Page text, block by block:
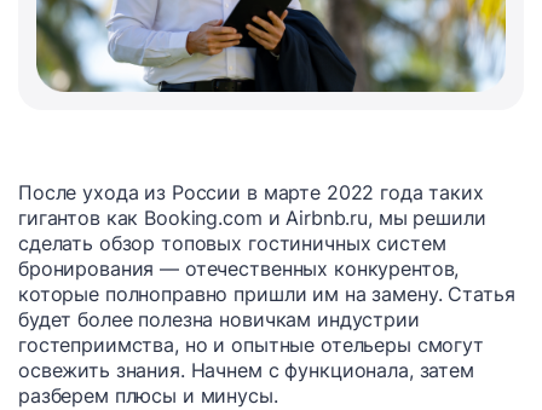
После ухода из России в марте 2022 года таких
гигантов как Booking.com и Airbnb.ru, мы решили
сделать обзор топовых гостиничных систем
бронирования — отечественных конкурентов,
которые полноправно пришли им на замену. Статья
будет более полезна новичкам индустрии
гостеприимства, но и опытные отельеры смогут
освежить знания. Начнем с функционала, затем
разберем плюсы и минусы.